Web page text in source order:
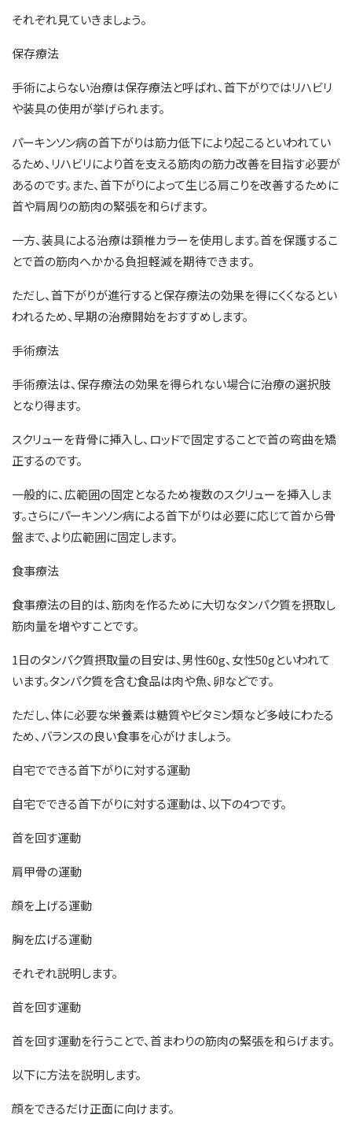
それぞれ見ていきましょう。
保存療法
手術によらない治療は保存療法と呼ばれ、首下がりではリハビリ
や装具の使用が挙げられます。
パーキンソン病の首下がりは筋力低下により起こるといわれてい
るため、リハビリにより首を支える筋肉の筋力改善を目指す必要が
あるのです。また、首下がりによって生じる肩こりを改善するために
首や肩周りの筋肉の緊張を和らげます。
一方、装具による治療は頚椎カラーを使用します。首を保護するこ
とで首の筋肉へかかる負担軽減を期待できます。
ただし、首下がりが進行すると保存療法の効果を得にくくなるとい
われるため、早期の治療開始をおすすめします。
手術療法
手術療法は、保存療法の効果を得られない場合に治療の選択肢
となり得ます。
スクリューを背骨に挿入し、ロッドで固定することで首の弯曲を矯
正するのです。
一般的に、広範囲の固定となるため複数のスクリューを挿入しま
す。さらにパーキンソン病による首下がりは必要に応じて首から骨
盤まで、より広範囲に固定します。
食事療法
食事療法の目的は、筋肉を作るために大切なタンパク質を摂取し
筋肉量を増やすことです。
1日のタンパク質摂取量の目安は、男性60g、女性50gといわれて
います。タンパク質を含む食品は肉や魚、卵などです。
ただし、体に必要な栄養素は糖質やビタミン類など多岐にわたる
ため、バランスの良い食事を心がけましょう。
自宅でできる首下がりに対する運動
自宅でできる首下がりに対する運動は、以下の4つです。
首を回す運動
肩甲骨の運動
顔を上げる運動
胸を広げる運動
それぞれ説明します。
首を回す運動
首を回す運動を行うことで、首まわりの筋肉の緊張を和らげます。
以下に方法を説明します。
顔をできるだけ正面に向けます。